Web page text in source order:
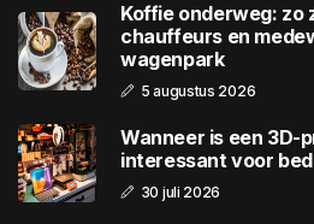
Koffie onderweg: zo
chauffeurs en
wagenpark
5 augustus 2026
Wanneer is een 3D-
interessant voor
30 juli 2026